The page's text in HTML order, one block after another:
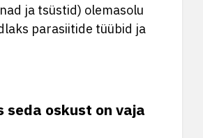
ja tsüstid) olemasolu
parasiitide tüübid ja
seda oskust on vaja